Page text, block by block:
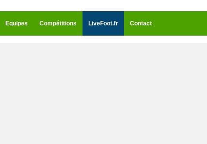
Equipes Compétitions LiveFoot.fr Contact